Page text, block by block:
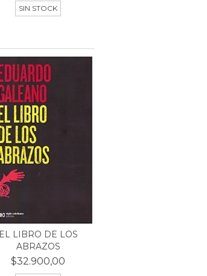
SIN STOCK
EL LIBRO DE LOS
ABRAZOS
$32.900,00